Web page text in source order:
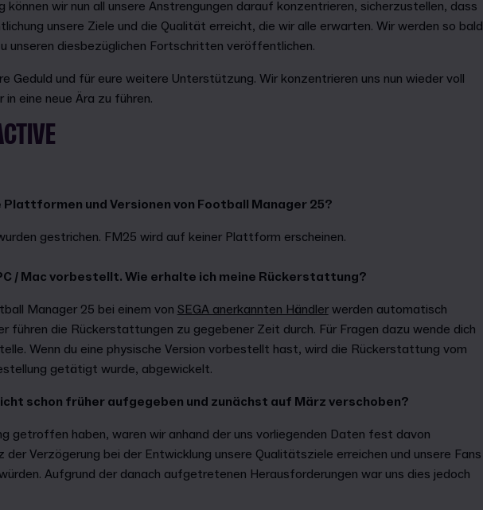
können wir nun all unsere Anstrengungen darauf konzentrieren, sicherzustellen, dass
unsere Ziele und die Qualität erreicht, die wir alle erwarten. Wir werden so bald
unseren diesbezüglichen Fortschritten veröffentlichen.
Geduld und für eure weitere Unterstützung. Wir konzentrieren uns nun wieder voll
eine neue Ära zu führen.
und Versionen von Football Manager 25?
gestrichen. FM25 wird auf keiner Plattform erscheinen.
/ Mac vorbestellt. Wie erhalte ich meine Rückerstattung?
Manager 25 bei einem von SEGA anerkannten Händlerwerden automatisch
führen die Rückerstattungen zu gegebener Zeit durch. Für Fragen dazu wende dich
Wenn du eine physische Version vorbestellt hast, wird die Rückerstattung vom
getätigt wurde, abgewickelt.
schon früher aufgegeben und zunächst auf März verschoben?
getroffen haben, waren wir anhand der uns vorliegenden Daten fest davon
Verzögerung bei der Entwicklung unsere Qualitätsziele erreichen und unsere Fans
Aufgrund der danach aufgetretenen Herausforderungen war uns dies jedoch